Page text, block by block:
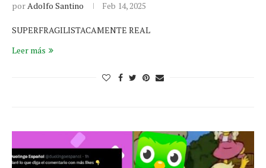
porAdolfo Santino Feb 14, 2025
SUPERFRAGILISTACAMENTE REAL
Leer más